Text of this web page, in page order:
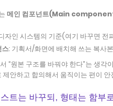
메인 컴포넌트(Main
자인 시스템의 기준(여기 바꾸면 전
스: 기획서/화면에 배치해 쓰는 복사
“원본 구조를 바꿔야 한다”는 생각
제안하고 합의해서 움직이는 편이 안
트는 바꾸되, 형태는 함부